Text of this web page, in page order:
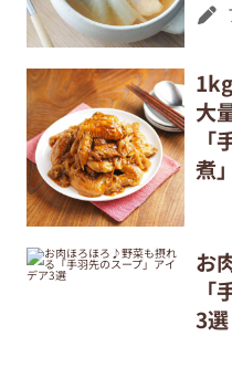
大
煮
お
3選